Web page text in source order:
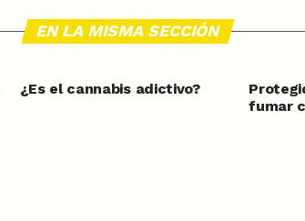
EN LA MISMA SECCIÓN
¿Es el cannabis adictivo?
fumar